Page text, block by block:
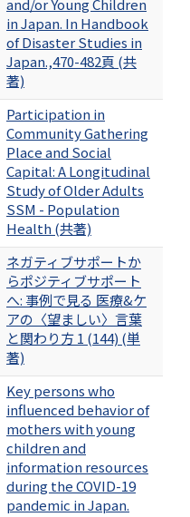
and/or Young Children
in Japan. In Handbook
of Disaster Studies in
Japan.,470-482頁 (共
著)
Participation in
Community Gathering
Place and Social
Capital: A Longitudinal
Study of Older Adults
SSM - Population
Health (共著)
ネガティブサポートか
らポジティブサポート
へ: 事例で見る 医療&ケ
アの〈望ましい〉言葉
と関わり方 1 (144) (単
著)
Key persons who
influenced behavior of
mothers with young
children and
information resources
during the COVID-19
pandemic in Japan.